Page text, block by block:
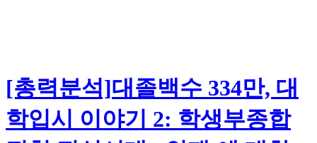
[총력분석]대졸백수 334만, 대
학입시 이야기 2: 학생부종합